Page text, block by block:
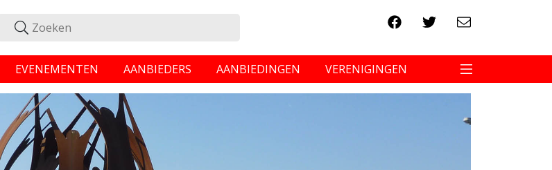
EVENEMENTEN AANBIEDERS AANBIEDINGEN VERENIGINGEN